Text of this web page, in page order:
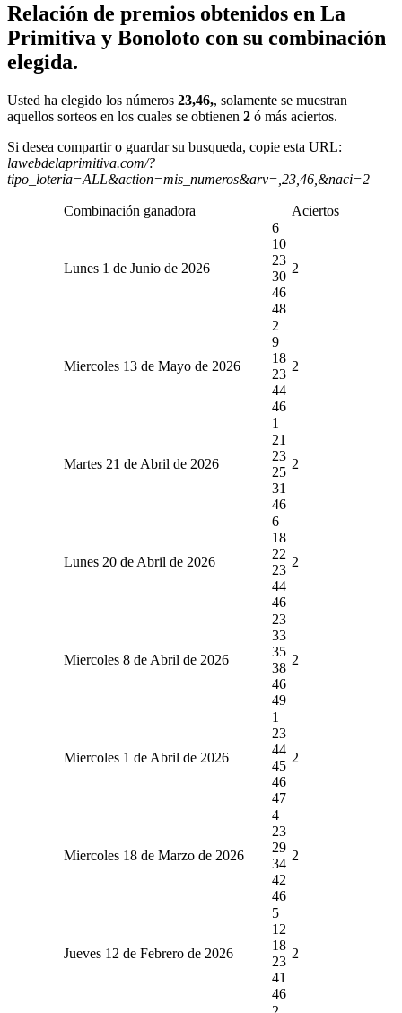
Relación de premios obtenidos en La
Primitiva y Bonoloto con su combinación
elegida.
Usted ha elegido los números 23,46,, solamente se muestran
aquellos sorteos en los cuales se obtienen 2 ó más aciertos.
Si desea compartir o guardar su busqueda, copie esta URL:
lawebdelaprimitiva.com/?
tipo_loteria=ALL&action=mis_numeros&arv=,23,46,&naci=2
Combinación ganadora Aciertos
Lunes 1 de Junio de 2026
6
10
23
30
46
48
2
Miercoles 13 de Mayo de 2026
2
9
18
23
44
46
2
Martes 21 de Abril de 2026
1
21
23
25
31
46
2
Lunes 20 de Abril de 2026
6
18
22
23
44
46
2
Miercoles 8 de Abril de 2026
23
33
35
38
46
49
2
Miercoles 1 de Abril de 2026
1
23
44
45
46
47
2
Miercoles 18 de Marzo de 2026
4
23
29
34
42
46
2
Jueves 12 de Febrero de 2026
5
12
18
23
41
46
2